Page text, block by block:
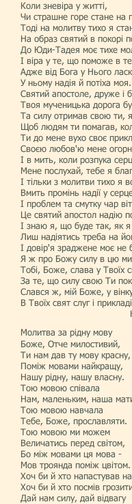
Коли зневіра у житті,
Чи страшне горе стане на
Тоді на молитву тихо я
На образ святий в покорі
До Юди-Тадея моє тихе
І віра у те, що поможе в
Адже від Бога у Нього
У ньому надія й потіха моя.
Святий апостоле, друже і
Твоя мученицька дорога
Та силу отримав свою ти,
Щоб людям ти помагав,
Ти до мене вухо своє
Своєю любов'ю мене
І в мить, коли розпука
Мене послухай, тебе я
І тільки з молитви тихо я
Вмить промінь надії у
І проблем та смутку чар
Це святий апостол надію
І знаю я, що буде так, як я
Лиш надіятись треба на
І довір'я зраджене моє не
Я ж про Божу силу в цю
Тобі, Боже, слава у Твоїх
За те, що силу свою Ти
Слався ж, мій Боже, у вінку
В Твоїх свят слуг і
Наталя
Молитва за рідну мову
Боже, Отче милостивий,
Ти нам дав ту мову красну,
Поміж мовами найкращу,
Нашу рідну, нашу власну.
Тою мовою співала
Нам, маленьким, наша
Тою мовою навчала
Тебе, Боже, прославляти.
Тою мовою ми можем
Величатись перед світом,
Бо між мовами ця мова -
Мов троянда поміж цвітом.
Хоч би й хто напастував
Хоч би й хто посмів
Дай нам силу, дай відвагу